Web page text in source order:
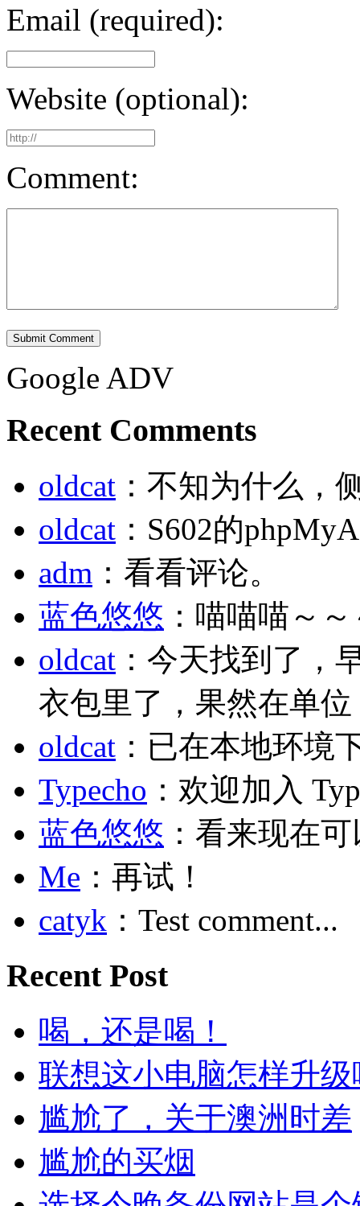
Email (required):
Website (optional):
Comment:
Submit Comment
Google ADV
Recent Comments
oldcat ：不知为什么，
oldcat ：S602的
adm ：看看评论。
蓝色悠悠 ：喵喵喵～
oldcat ：今天找到了，
衣包里了，果然在单位
oldcat ：已在本地环境
Typecho ：欢迎加入
蓝色悠悠 ：看来现在
Me ：再试！
catyk ：Test comment...
Recent Post
喝，还是喝！
联想这小电脑怎样升级
尴尬了，关于澳洲时差
尴尬的买烟